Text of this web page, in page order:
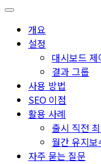
개요
설정
대시보드 제
결과 그룹
사용 방법
SEO 이점
활용 사례
출시 직전
월간 유지
자주 묻는 질문